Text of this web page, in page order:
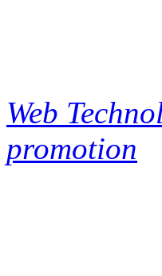
Web
promotion